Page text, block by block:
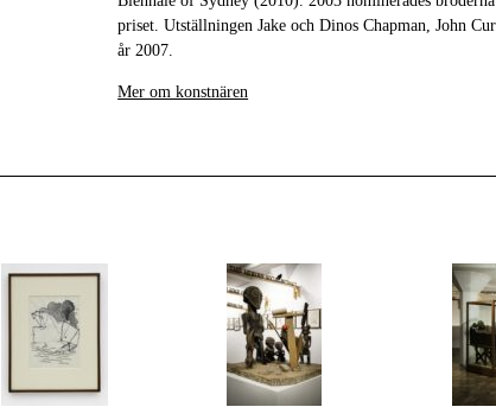
priset. Utställningen Jake och Dinos Chapman, John
år 2007.
Mer om konstnären